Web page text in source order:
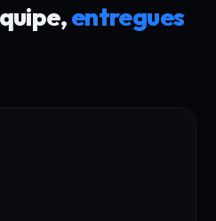
entregues